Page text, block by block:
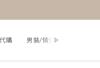
購 男裝/情侶裝